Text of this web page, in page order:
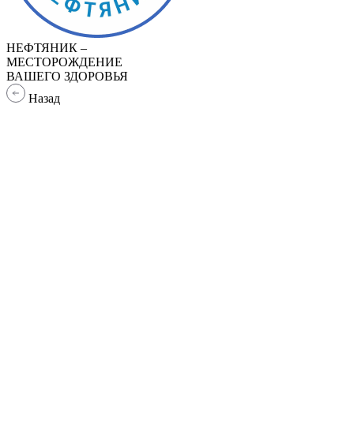
НЕФТЯНИК –
МЕСТОРОЖДЕНИЕ
ВАШЕГО ЗДОРОВЬЯ
Назад